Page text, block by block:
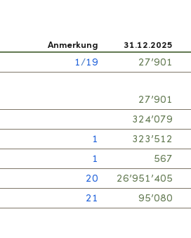
Anmerkung 31.12.2025
1/19 27’901
27’901
324’079
1 323’512
1 567
20 26’951’405
21 95’080